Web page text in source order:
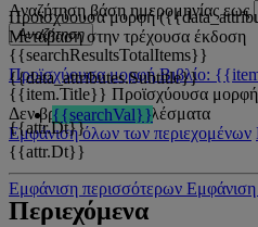
Αναζήτηση βάση ημερομηνίας εως
Αναζήτηση
{{searchResultsTotalItems}}
Προϊσχύουσα μορφή Βιβλίο:
{{item.Title}} Προϊσχύουσα μορφή
Δεν βρέθηκαν αποτελέσματα
Εμφάνιση όλων των περιεχομένων
Προϊσχύουσα μορφή
Μετάβαση στην τρέχουσα έκδοση
{{data_attributes.Subtitle}}
{{searchVal}}
{{attr.Dt}}
Εμφάνιση περισσότερων Εμφάνιση
{{attr.Dt}}
Περιεχόμενα